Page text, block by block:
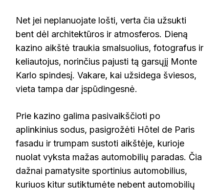
Net jei neplanuojate lošti, verta čia užsukti
bent dėl architektūros ir atmosferos. Dieną
kazino aikštė traukia smalsuolius, fotografus ir
keliautojus, norinčius pajusti tą garsųjį Monte
Karlo spindesį. Vakare, kai užsidega šviesos,
vieta tampa dar įspūdingesnė.
Prie kazino galima pasivaikščioti po
aplinkinius sodus, pasigrožėti Hôtel de Paris
fasadu ir trumpam sustoti aikštėje, kurioje
nuolat vyksta mažas automobilių paradas. Čia
dažnai pamatysite sportinius automobilius,
kuriuos kitur sutiktumėte nebent automobilių